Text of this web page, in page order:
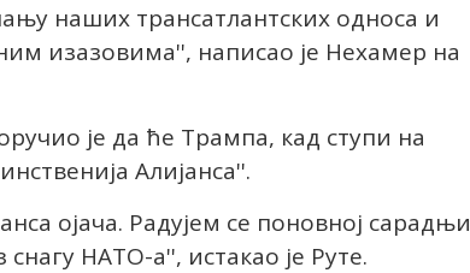
наших трансатлантских односа и
изазовима'', написао је Нехамер на
је да ће Трампа, кад ступи на
Алијанса''.
ојача. Радујем се поновној сарадњи
НАТО-а'', истакао је Руте.